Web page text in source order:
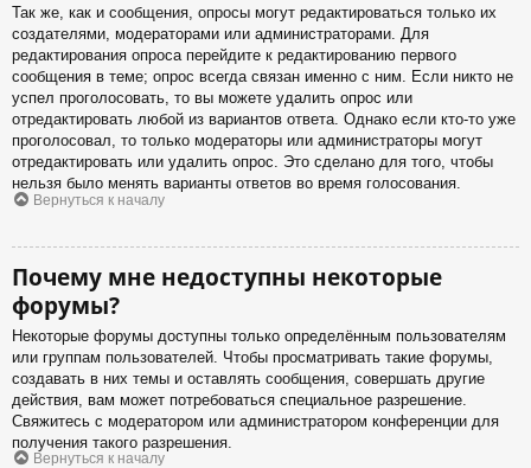
Так же, как и сообщения, опросы могут редактироваться только их
создателями, модераторами или администраторами. Для
редактирования опроса перейдите к редактированию первого
сообщения в теме; опрос всегда связан именно с ним. Если никто не
успел проголосовать, то вы можете удалить опрос или
отредактировать любой из вариантов ответа. Однако если кто-то уже
проголосовал, то только модераторы или администраторы могут
отредактировать или удалить опрос. Это сделано для того, чтобы
нельзя было менять варианты ответов во время голосования.
Вернуться к началу
Почему мне недоступны некоторые
форумы?
Некоторые форумы доступны только определённым пользователям
или группам пользователей. Чтобы просматривать такие форумы,
создавать в них темы и оставлять сообщения, совершать другие
действия, вам может потребоваться специальное разрешение.
Свяжитесь с модератором или администратором конференции для
получения такого разрешения.
Вернуться к началу